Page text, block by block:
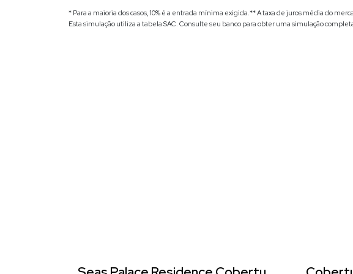
* Para a maioria dos casos, 10% é a entrada mínima exigida.** A taxa de juros média do
Esta simulação utiliza a tabela SAC. Consulte seu banco para obter uma simulação